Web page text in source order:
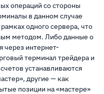
операций со стороны
в данном случае
одного сервера, что
методом. Либо данные о
через интернет-
терминал трейдера и
устанавливаются
другие — как
позиции на «мастере»